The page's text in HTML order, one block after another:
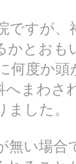
ですが
かとおも
何度か
へまわさ
した。
無い場